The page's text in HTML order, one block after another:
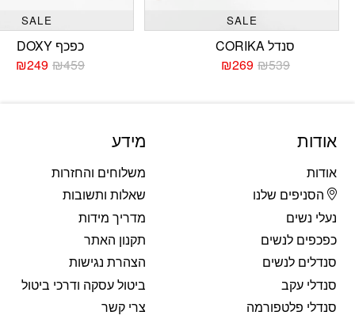
SALE
סנדל CORIKA
₪539
המחיר
₪269המחיר
SALE
כפכף DOXY
₪459
₪249
אודות
אודות
הסניפים שלנו
נעלי נשים
כפכפים לנשים
סנדלים לנשים
סנדלי עקב
סנדלי פלטפורמה
מידע
משלוחים והחזרות
שאלות ותשובות
מדריך מידות
תקנון האתר
הצהרת נגישות
ביטול עסקה ודרכי ביטול
צרי קשר